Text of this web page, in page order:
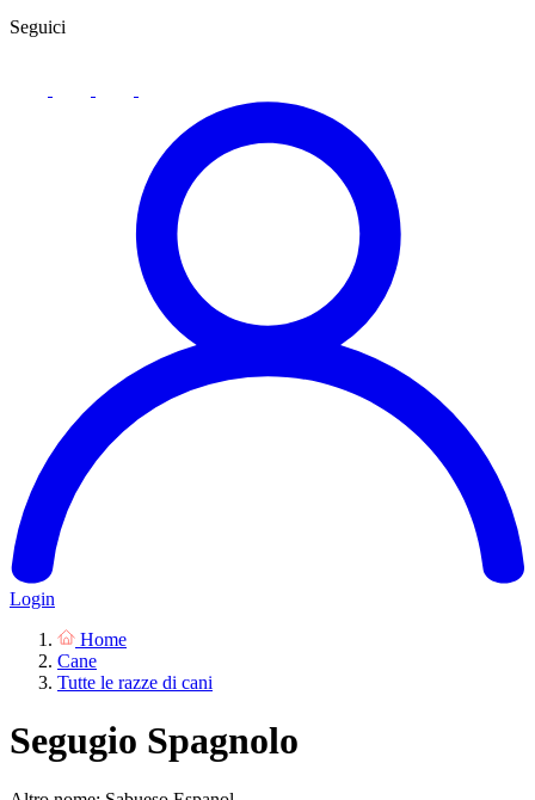
Seguici
Login
Home
Cane
Tutte le razze di cani
Segugio Spagnolo